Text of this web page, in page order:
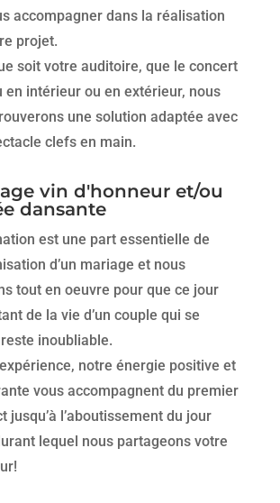
accompagner dans la réalisation
projet.
soit votre auditoire, que le concert
en intérieur ou en extérieur, nous
une solution adaptée avec
clefs en main.
vin d'honneur et/ou
dansante
est une part essentielle de
d’un mariage et nous
tout en oeuvre pour que ce jour
de la vie d’un couple qui se
inoubliable.
notre énergie positive et
vous accompagnent du premier
jusqu’à l’aboutissement du jour
lequel nous partageons votre